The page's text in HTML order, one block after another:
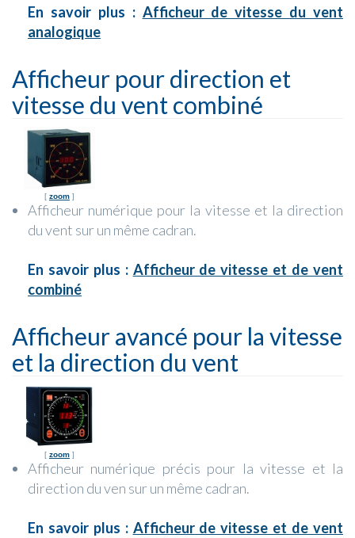
En savoir plus : Afficheur de vitesse du vent
analogique
Afficheur pour direction et
vitesse du vent combiné
[ zoom ]
Afficheur numérique pour la vitesse et la direction
du vent sur un même cadran.
En savoir plus : Afficheur de vitesse et de vent
combiné
Afficheur avancé pour la vitesse
et la direction du vent
[ zoom ]
Afficheur numérique précis pour la vitesse et la
direction du ven sur un même cadran.
En savoir plus : Afficheur de vitesse et de vent